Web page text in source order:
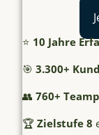
⭐ 10 Jahre
🎯 3.300+
👥 760+
🏆 Zielstufe 8